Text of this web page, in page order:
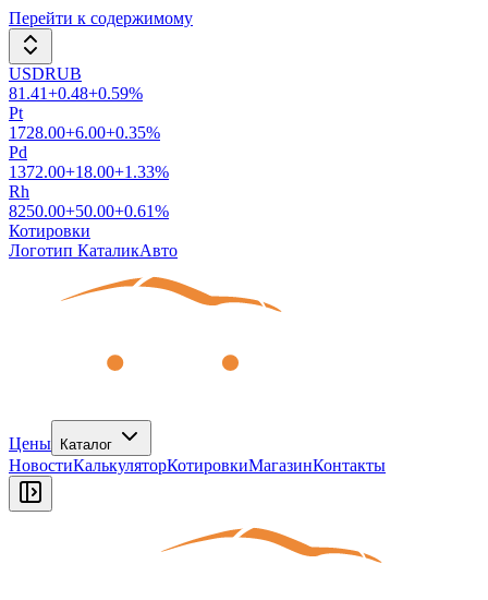
Перейти к содержимому
USDRUB
81.41+0.48+0.59%
Pt
1728.00+6.00+0.35%
Pd
1372.00+18.00+1.33%
Rh
8250.00+50.00+0.61%
Котировки
Логотип КаталикАвто
Цены Каталог
НовостиКалькуляторКотировкиМагазинКонтакты